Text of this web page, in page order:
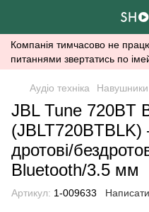
Компанія тимчасово не
питаннями звертатись по
Аудіо техніка Навушники
JBL Tune 720BT
дротові/
Bluetooth/3.5 мм
Артикул: 1-009633 Написати